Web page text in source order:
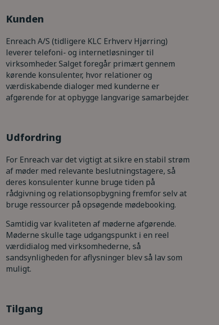
Kunden
Enreach A/S (tidligere KLC Erhverv Hjørring)
leverer telefoni- og internetløsninger til
virksomheder. Salget foregår primært gennem
kørende konsulenter, hvor relationer og
værdiskabende dialoger med kunderne er
afgørende for at opbygge langvarige samarbejder.
Udfordring
For Enreach var det vigtigt at sikre en stabil strøm
af møder med relevante beslutningstagere, så
deres konsulenter kunne bruge tiden på
rådgivning og relationsopbygning fremfor selv at
bruge ressourcer på opsøgende mødebooking.
Samtidig var kvaliteten af møderne afgørende.
Møderne skulle tage udgangspunkt i en reel
værdidialog med virksomhederne, så
sandsynligheden for aflysninger blev så lav som
muligt.
Tilgang